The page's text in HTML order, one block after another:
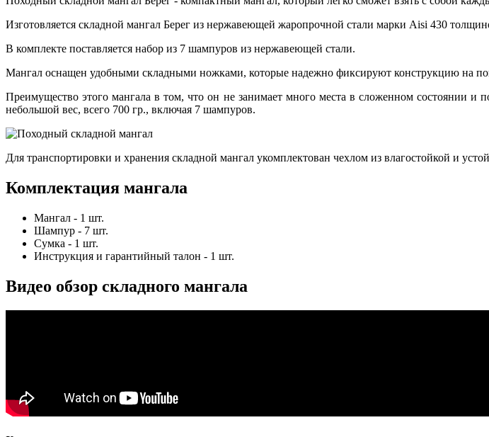
Изготовляется складной мангал Берег из нержавеющей жаропрочной стали марки Aisi 430
В комплекте поставляется набор из 7 шампуров из нержавеющей стали.
Мангал оснащен удобными складными ножками, которые надежно фиксируют конструкцию на
Преимущество этого мангала в том, что он не занимает много места в сложенном состоянии и
небольшой вес, всего 700 гр., включая 7 шампуров.
Для транспортировки и хранения складной мангал укомплектован чехлом из влагостойкой и
Комплектация мангала
Мангал - 1 шт.
Шампур - 7 шт.
Сумка - 1 шт.
Инструкция и гарантийный талон - 1 шт.
Видео обзор складного мангала